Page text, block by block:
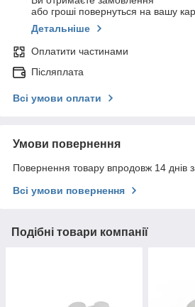
або гроші повернуться на вашу
Детальніше
Оплатити частинами
Післяплата
Всі умови оплати
Умови повернення
Повернення товару впродовж 14 днів
Всі умови повернення
Подібні товари компанії